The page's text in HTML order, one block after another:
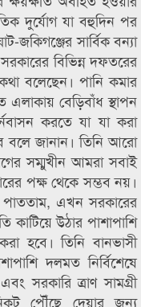
দুর্যোগ যা বহুদিন পর
জকিগঞ্জের সার্বিক বন্যা
সরকারের বিভিন্ন দফতরের
কথা বলেছেন। পানি কমার
বেড়িবাঁধ স্থাপন
করতে যা যা করা
বলে জানান। তিনি আরো
সম্মুখীন আমরা সবাই
পক্ষ থেকে সম্ভব নয়।
পাততাম, এখন সরকারের
কাটিয়ে উঠার পাশাপাশি
হবে। তিনি বানভাসী
দলমত নির্বিশেষে
সরকারি ত্রাণ সামগ্রী
পৌঁছে দেয়ার জন্য